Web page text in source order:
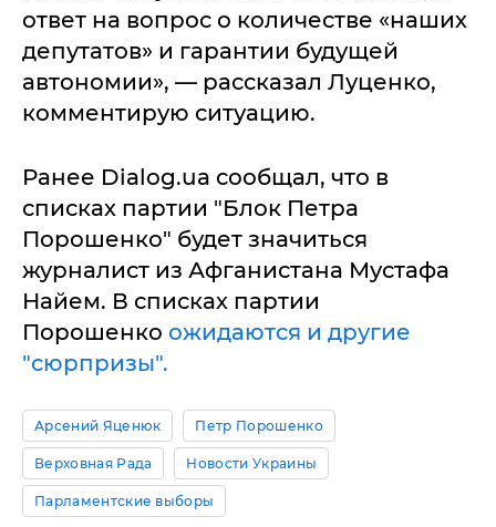
ответ на вопрос о количестве «наших
депутатов» и гарантии будущей
автономии», — рассказал Луценко,
комментирую ситуацию.
Ранее Dialog.ua сообщал, что в
списках партии "Блок Петра
Порошенко" будет значиться
журналист из Афганистана Мустафа
Найем. В списках партии
Порошенко ожидаются и другие
"сюрпризы".
Арсений Яценюк Петр Порошенко
Верховная Рада Новости Украины
Парламентские выборы